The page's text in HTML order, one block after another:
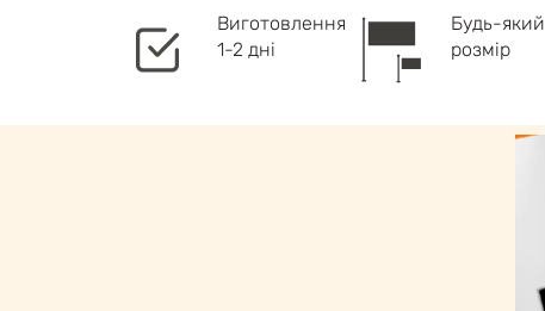
Виготовлення
1-2 дні
Будь-який
розмір